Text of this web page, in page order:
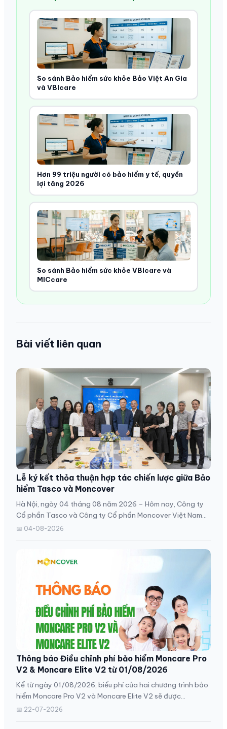
So sánh Bảo hiểm sức khỏe Bảo Việt An Gia
và VBIcare
Hơn 99 triệu người có bảo hiểm y tế, quyền
lợi tăng 2026
So sánh Bảo hiểm sức khỏe VBIcare và
MICcare
Bài viết liên quan
Lễ ký kết thỏa thuận hợp tác chiến lược giữa Bảo
hiểm Tasco và Moncover
Hà Nội, ngày 04 tháng 08 năm 2026 – Hôm nay, Công ty
Cổ phần Tasco và Công ty Cổ phần Moncover Việt Nam
đã...
📅 04-08-2026
Thông báo Điều chỉnh phí bảo hiểm Moncare Pro
V2 & Moncare Elite V2 từ 01/08/2026
Kể từ ngày 01/08/2026, biểu phí của hai chương trình bảo
hiểm Moncare Pro V2 và Moncare Elite V2 sẽ được...
📅 22-07-2026